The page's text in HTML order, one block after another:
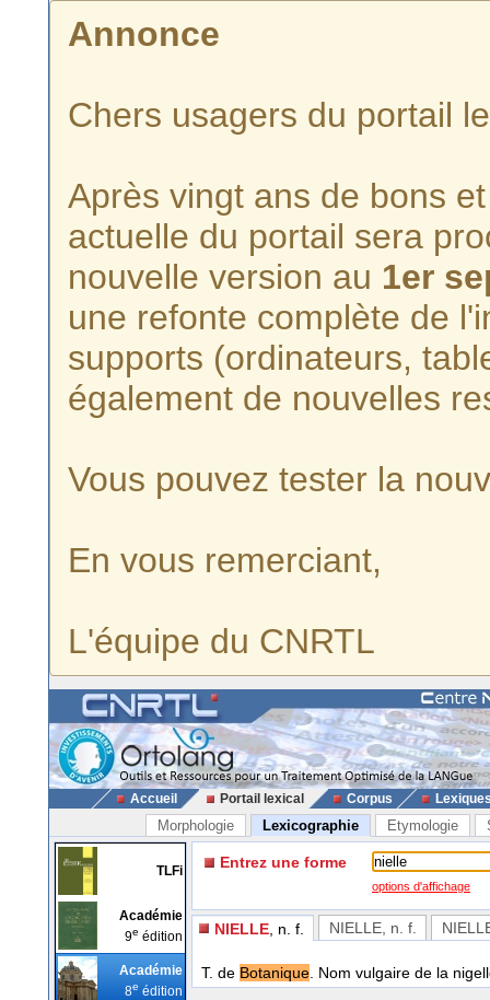
Annonce
Chers usagers du portail
Après vingt ans de bons
actuelle du portail sera
nouvelle version au 1er
une refonte complète de
supports (ordinateurs,
également de nouvelles
Vous pouvez tester la
En vous remerciant,
L'équipe du CNRTL
Accueil Portail lexical Corpus
Morphologie Lexicographie Etymologie
TLFi
Académie
9e édition
Académie
8e édition
Entrez une forme
options d'affichage
NIELLE , n. f. NIELLE, n. f.
T. de Botanique. Nom vulgaire de la